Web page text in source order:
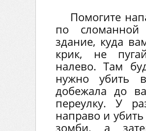
Помогите
по сломанной
здание, куда
крик, не
налево. Там
нужно убить
добежала до
переулку. У
направо и убить
зомби, а